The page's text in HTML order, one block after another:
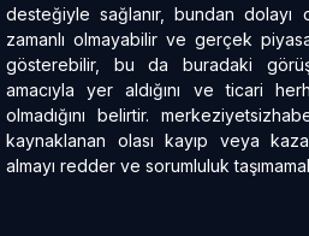
desteğiyle sağlanır, bundan
zamanlı olmayabilir ve gerçek
gösterebilir, bu da buradaki
amacıyla yer aldığını ve ticari
olmadığını belirtir.
kaynaklanan olası kayıp veya
almayı redder ve sorumluluk